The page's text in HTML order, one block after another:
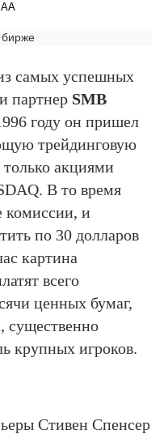
самых успешных
партнер SMB
году он пришел
трейдинговую
только акциями
В то время
комиссии, и
по 30 долларов
картина
всего
ценных бумаг,
существенно
крупных игроков.
Стивен Спенсер